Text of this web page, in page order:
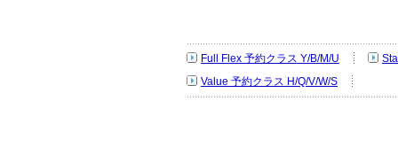
Full Flex 予約クラス Y/B/M/U
Value 予約クラス H/Q/V/W/S